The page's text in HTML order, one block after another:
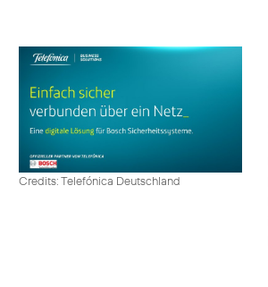
Credits: Telefónica Deutschland